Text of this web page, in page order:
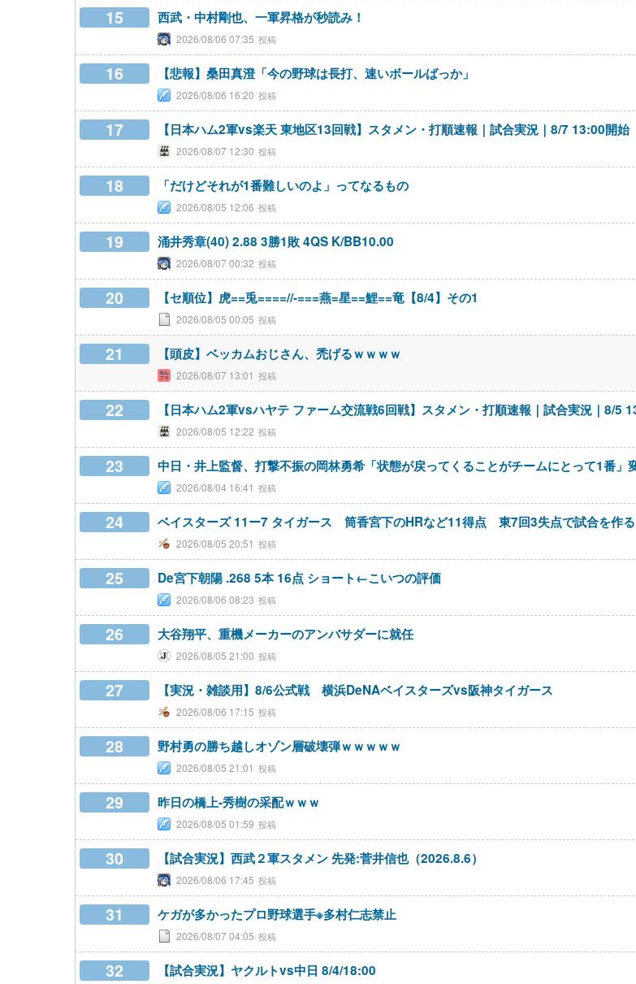
15 西武・中村剛也、一軍昇格が秒読み！
2026/08/06 07:35
16 【悲報】桑田真澄「今の野球は長打、速いボールばっか」
2026/08/06 16:20
17 【日本ハム2軍vs楽天 東地区13回戦】スタメン・打順速報｜試合実況｜8/7 13:00開始
2026/08/07 12:30
18 「だけどそれが1番難しいのよ」ってなるもの
2026/08/05 12:06
19 涌井秀章(40) 2.88 3勝1敗 4QS K/BB10.00
2026/08/07 00:32
20 【セ順位】虎==兎====//-===燕=星==鯉==竜【8/4】その1
2026/08/05 00:05
21 【頭皮】ベッカムおじさん、禿げるｗｗｗｗ
2026/08/07 13:01
22 【日本ハム2軍vsハヤテ ファーム交流戦6回戦】スタメン・打順速報｜試合実況｜8/5
2026/08/05 12:22
23 中日・井上監督、打撃不振の岡林勇希「状態が戻ってくることがチームにとって1番」
2026/08/04 16:41
24 ベイスターズ 11ー7 タイガース 筒香宮下のHRなど11得点 東7回3失点で試合を作る
2026/08/05 20:51
25 De宮下朝陽 .268 5本 16点 ショート←こいつの評価
2026/08/06 08:23
26 大谷翔平、重機メーカーのアンバサダーに就任
2026/08/05 21:00
27 【実況・雑談用】8/6公式戦 横浜DeNAベイスターズvs阪神タイガース
2026/08/06 17:15
28 野村勇の勝ち越しオゾン層破壊弾ｗｗｗｗｗ
2026/08/05 21:01
29 昨日の橋上-秀樹の采配ｗｗｗ
2026/08/05 01:59
30 【試合実況】西武２軍スタメン 先発:菅井信也（2026.8.6）
2026/08/06 17:45
31 ケガが多かったプロ野球選手※多村仁志禁止
2026/08/07 04:05
32 【試合実況】ヤクルトvs中日 8/4/18:00